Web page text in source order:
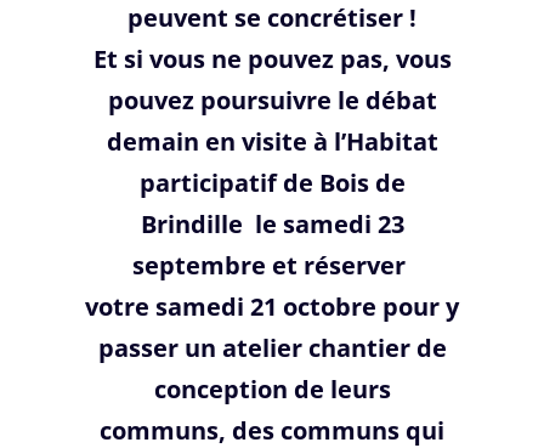
peuvent se concrétiser !
Et si vous ne pouvez pas, vous
pouvez poursuivre le débat
demain en visite à l’Habitat
participatif de Bois de
Brindille le samedi 23
septembre et réserver
votre samedi 21 octobre pour y
passer un atelier chantier de
conception de leurs
communs, des communs qui